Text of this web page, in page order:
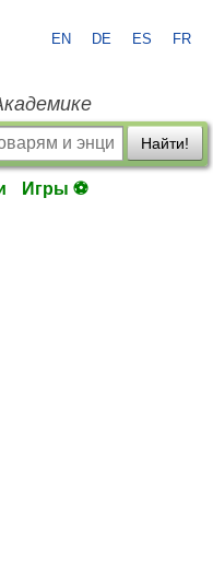
EN DE ES FR
Найти!
Игры ⚽